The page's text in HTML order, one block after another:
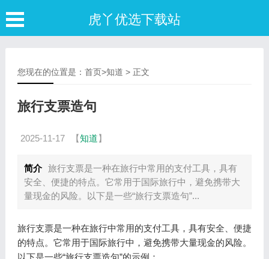
虎丫优选下载站
您现在的位置是： 首页>知道 > 正文
旅行支票造句
2025-11-17 【知道】
简介 旅行支票是一种在旅行中常用的支付工具，具有
安全、便捷的特点。它常用于国际旅行中，避免携带大
量现金的风险。以下是一些“旅行支票造句”...
旅行支票是一种在旅行中常用的支付工具，具有安全、便捷
的特点。它常用于国际旅行中，避免携带大量现金的风险。
以下是一些“旅行支票造句”的示例：